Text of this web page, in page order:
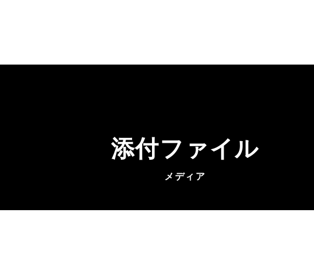
添付ファイル
メディア